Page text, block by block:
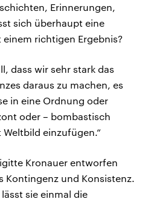
Erinnerungen,
sich überhaupt eine
richtigen Ergebnis?
dass wir sehr stark das
daraus zu machen, es
in eine Ordnung oder
oder – bombastisch
einzufügen.“
Kronauer entworfen
Kontingenz und Konsistenz.
sie einmal die